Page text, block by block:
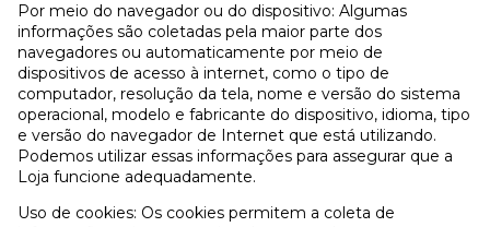
Por meio do navegador ou do dispositivo: Algumas
informações são coletadas pela maior parte dos
navegadores ou automaticamente por meio de
dispositivos de acesso à internet, como o tipo de
computador, resolução da tela, nome e versão do sistema
operacional, modelo e fabricante do dispositivo, idioma, tipo
e versão do navegador de Internet que está utilizando.
Podemos utilizar essas informações para assegurar que a
Loja funcione adequadamente.
Uso de cookies: Os cookies permitem a coleta de